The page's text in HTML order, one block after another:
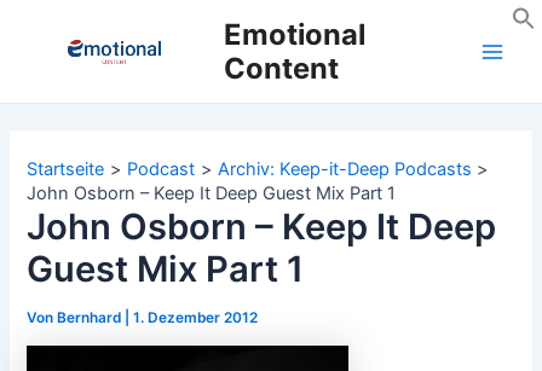
Emotional
Content
Startseite Podcast
Archiv: Keep-it-Deep Podcasts
John Osborn – Keep It Deep Guest Mix Part 1
John Osborn – Keep It Deep
Guest Mix Part 1
Von Bernhard |1. Dezember 2012